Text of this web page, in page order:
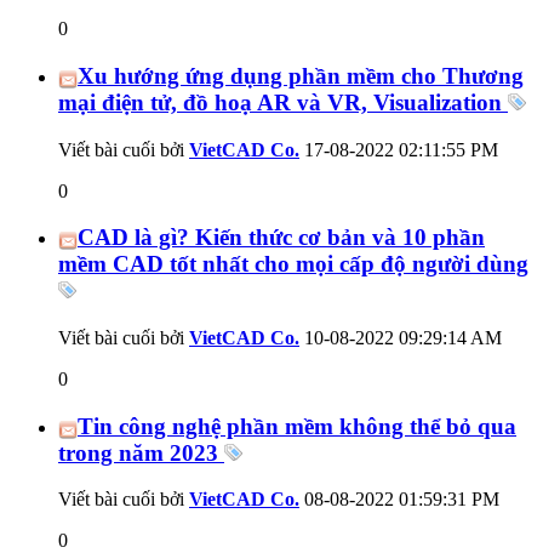
0
Xu hướng ứng dụng phần mềm cho Thương
mại điện tử, đồ hoạ AR và VR, Visualization
Viết bài cuối bởi VietCAD Co. 17-08-2022 02:11:55 PM
0
CAD là gì? Kiến thức cơ bản và 10 phần
mềm CAD tốt nhất cho mọi cấp độ người dùng
Viết bài cuối bởi VietCAD Co. 10-08-2022 09:29:14 AM
0
Tin công nghệ phần mềm không thể bỏ qua
trong năm 2023
Viết bài cuối bởi VietCAD Co. 08-08-2022 01:59:31 PM
0